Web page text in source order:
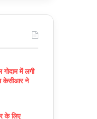
में लगी
केसीआर ने
के लिए